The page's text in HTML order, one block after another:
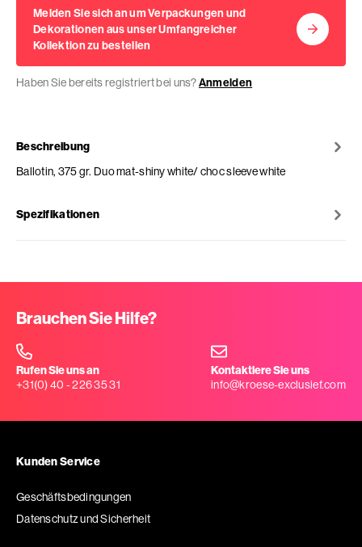
Melden Sie sich an um Verpackungen und
Dekorationen aus unser Umfangreicher
Kollektion zu bestellen
Haben Sie bereits registriert bei uns?Anmelden
Beschreibung
Ballotin, 375 gr. Duo mat-shiny white/ choc sleeve white
Spezifikationen
Brauchen Sie Hilfe?
Rufen Sie uns an
+31(0) 40 - 226 35 31
Kontaktiere Sie uns
info@kroese-exclusief.com
Kunden Service
Geschäftsbedingungen
Datenschutz und Sicherheit